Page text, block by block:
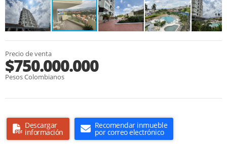
Precio de venta
$750.000.000
Pesos Colombianos
Descargar
información
Recomendar inmueble
por correo electrónico